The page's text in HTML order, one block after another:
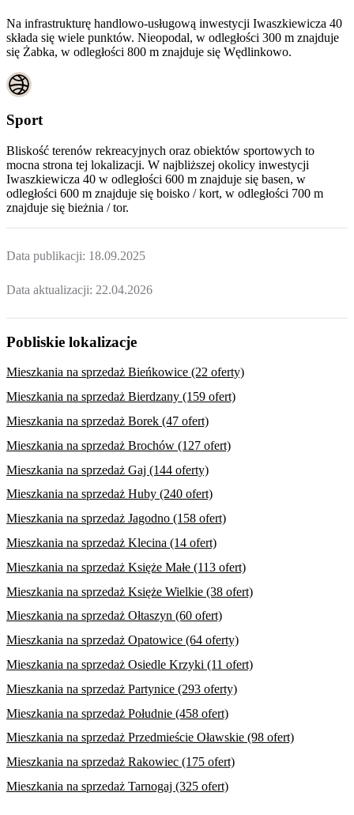
Na infrastrukturę handlowo-usługową inwestycji Iwaszkiewicza 40
składa się wiele punktów. Nieopodal, w odległości 300 m znajduje
się Żabka, w odległości 800 m znajduje się Wędlinkowo.
Sport
Bliskość terenów rekreacyjnych oraz obiektów sportowych to
mocna strona tej lokalizacji. W najbliższej okolicy inwestycji
Iwaszkiewicza 40 w odległości 600 m znajduje się basen, w
odległości 600 m znajduje się boisko / kort, w odległości 700 m
znajduje się bieżnia / tor.
Data publikacji: 18.09.2025
Data aktualizacji: 22.04.2026
Pobliskie lokalizacje
Mieszkania na sprzedaż Bieńkowice (22 oferty)
Mieszkania na sprzedaż Bierdzany (159 ofert)
Mieszkania na sprzedaż Borek (47 ofert)
Mieszkania na sprzedaż Brochów (127 ofert)
Mieszkania na sprzedaż Gaj (144 oferty)
Mieszkania na sprzedaż Huby (240 ofert)
Mieszkania na sprzedaż Jagodno (158 ofert)
Mieszkania na sprzedaż Klecina (14 ofert)
Mieszkania na sprzedaż Księże Małe (113 ofert)
Mieszkania na sprzedaż Księże Wielkie (38 ofert)
Mieszkania na sprzedaż Ołtaszyn (60 ofert)
Mieszkania na sprzedaż Opatowice (64 oferty)
Mieszkania na sprzedaż Osiedle Krzyki (11 ofert)
Mieszkania na sprzedaż Partynice (293 oferty)
Mieszkania na sprzedaż Południe (458 ofert)
Mieszkania na sprzedaż Przedmieście Oławskie (98 ofert)
Mieszkania na sprzedaż Rakowiec (175 ofert)
Mieszkania na sprzedaż Tarnogaj (325 ofert)